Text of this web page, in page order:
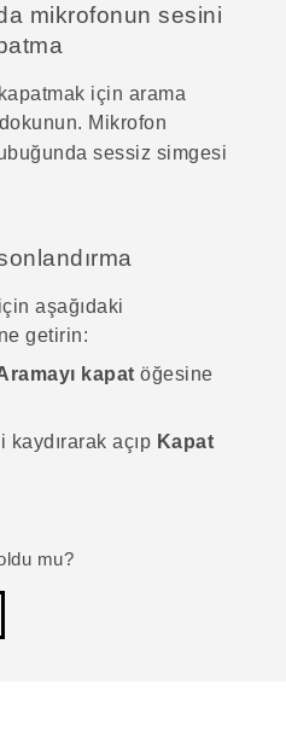
mikrofonun sesini
için arama
Mikrofon
sessiz simgesi
aşağıdaki
getirin:
kapat öğesine
açıp Kapat
mu?